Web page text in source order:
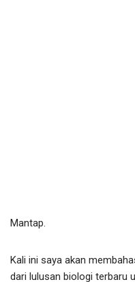
Mantap.
Kali ini saya akan
dari lulusan biologi terbaru